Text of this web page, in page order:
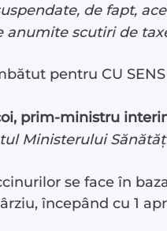
#Arhivă LIVE
Despre noi
de fapt,
anumite scutiri de
pentru CU
prim-ministru
Ministerului
se face în
începând cu 1